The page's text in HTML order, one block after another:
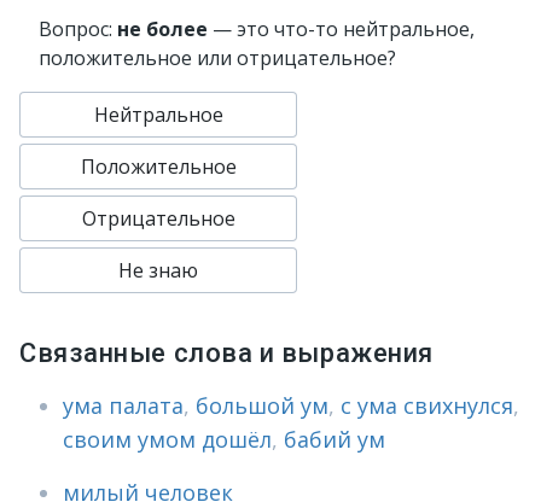
Вопрос: не более — это что-то нейтральное,
положительное или отрицательное?
Нейтральное
Положительное
Отрицательное
Не знаю
Связанные слова и выражения
ума палата, большой ум, с ума свихнулся,
своим умом дошёл, бабий ум
милый человек